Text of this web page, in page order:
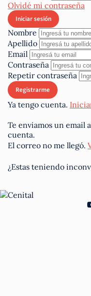
Olvidé mi contraseña
Nombre
Apellido
Email
Contraseña
Repetir contraseña
Ya tengo cuenta.
Te enviamos un email a
cuenta.
El correo no me llegó.
¿Estas teniendo